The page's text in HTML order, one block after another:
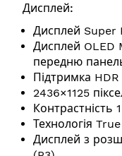
Дисплей:
Дисплей Super
Дисплей OLED
передню
Підтримка HDR
2436×1125
Контрастність
Технологія
Дисплей з